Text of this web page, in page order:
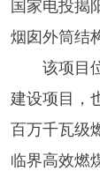
国家电投揭
烟囱外筒结
该项目
建设项目，
百万千瓦级
临界高效燃